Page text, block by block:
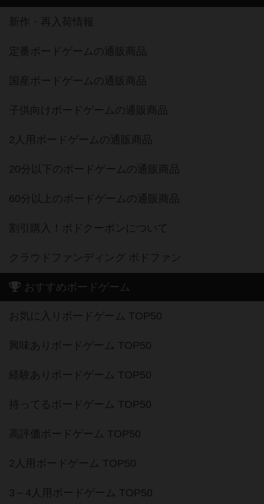
新作・再入荷情報
定番ボードゲームの通販商品
国産ボードゲームの通販商品
子供向けボードゲームの通販商品
2人用ボードゲームの通販商品
20分以下のボードゲームの通販商品
60分以上のボードゲームの通販商品
割引購入！ボドクーポンについて
クラウドファンディング ボドファン
おすすめボードゲーム
お気に入りボードゲーム TOP50
興味ありボードゲーム TOP50
経験ありボードゲーム TOP50
持ってるボードゲーム TOP50
高評価ボードゲーム TOP50
2人用ボードゲーム TOP50
3～4人用ボードゲーム TOP50